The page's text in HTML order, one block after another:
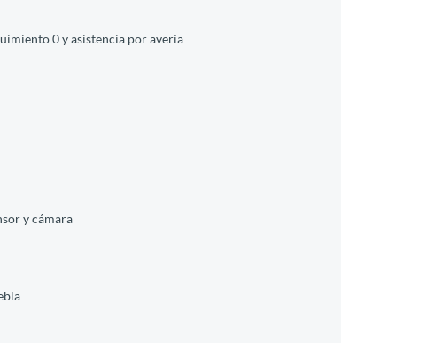
0 y asistencia por avería
y cámara